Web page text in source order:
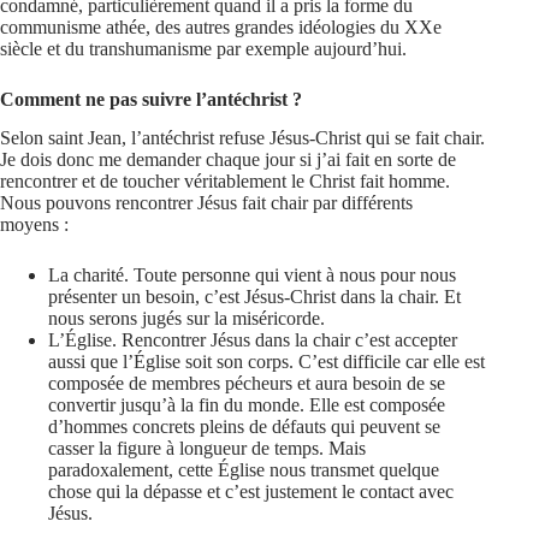
condamné, particulièrement quand il a pris la forme du
communisme athée, des autres grandes idéologies du XXe
siècle et du transhumanisme par exemple aujourd’hui.
Comment ne pas suivre l’antéchrist ?
Selon saint Jean, l’antéchrist refuse Jésus-Christ qui se fait chair.
Je dois donc me demander chaque jour si j’ai fait en sorte de
rencontrer et de toucher véritablement le Christ fait homme.
Nous pouvons rencontrer Jésus fait chair par différents
moyens :
La charité. Toute personne qui vient à nous pour nous
présenter un besoin, c’est Jésus-Christ dans la chair. Et
nous serons jugés sur la miséricorde.
L’Église. Rencontrer Jésus dans la chair c’est accepter
aussi que l’Église soit son corps. C’est difficile car elle est
composée de membres pécheurs et aura besoin de se
convertir jusqu’à la fin du monde. Elle est composée
d’hommes concrets pleins de défauts qui peuvent se
casser la figure à longueur de temps. Mais
paradoxalement, cette Église nous transmet quelque
chose qui la dépasse et c’est justement le contact avec
Jésus.